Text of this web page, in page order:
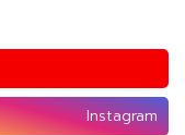
Instagram